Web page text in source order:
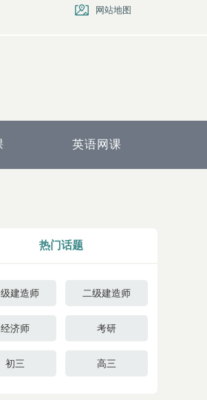
网站地图
英语网课
热门话题
建造师 二级建造师
经济师 考研
初三 高三